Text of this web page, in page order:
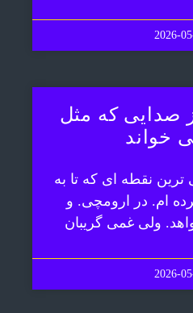
2026-
صدایی که مثل
خواند
نقطه ای که تا به
ام. در ارومچی. و
ولی غمی گریبان
2026-